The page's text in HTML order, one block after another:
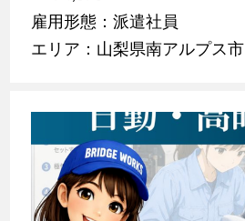
雇用形態：派遣社員
エリア：山梨県南アルプス市